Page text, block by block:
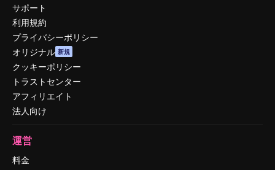
サポート
利用規約
プライバシーポリシー
オリジナル 新規
クッキーポリシー
トラストセンター
アフィリエイト
法人向け
運営
料金